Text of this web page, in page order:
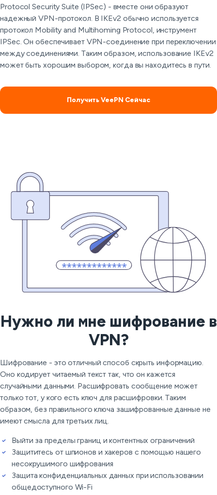
Protocol Security Suite (IPSec) - вместе они образуют
надежный VPN-протокол. В IKEv2 обычно используется
протокол Mobility and Multihoming Protocol, инструмент
IPSec. Он обеспечивает VPN-соединение при переключении
между соединениями. Таким образом, использование IKEv2
может быть хорошим выбором, когда вы находитесь в пути.
Получить VeePN Сейчас
Нужно ли мне шифрование в
VPN?
Шифрование - это отличный способ скрыть информацию.
Оно кодирует читаемый текст так, что он кажется
случайными данными. Расшифровать сообщение может
только тот, у кого есть ключ для расшифровки. Таким
образом, без правильного ключа зашифрованные данные не
имеют смысла для третьих лиц.
Выйти за пределы границ и контентных ограничений
Защититесь от шпионов и хакеров с помощью нашего
несокрушимого шифрования
Защита конфиденциальных данных при использовании
общедоступного Wi-Fi